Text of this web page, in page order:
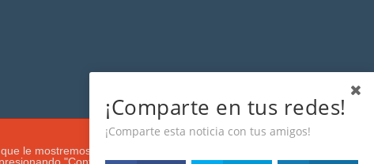
le mostremos de acuerdo con su navegación e intereses, buscando
¡Comparte en tus redes!
¡Comparte esta noticia con tus amigos!